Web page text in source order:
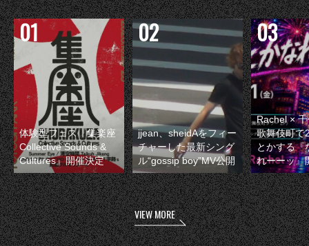
体験型フェス『集楽座
Collective Sounds &
Cultures』開催決定
jjean、sheidAをフィー
チャーした最新シング
ル“gossip boy”MV公開
Rachel ×
歌舞伎町で
とかする『
れーーッ』
VIEW MORE